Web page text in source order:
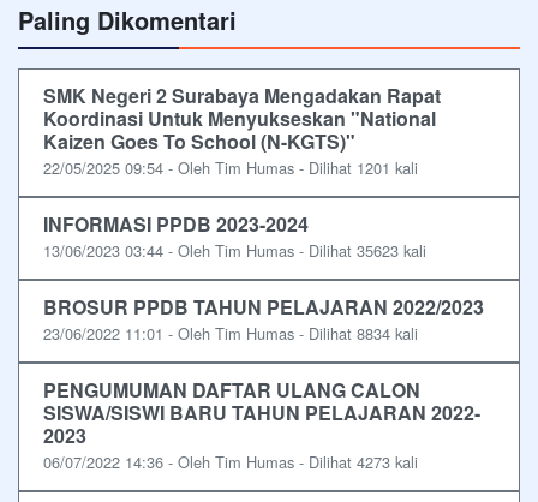
Paling Dikomentari
SMK Negeri 2 Surabaya Mengadakan Rapat
Koordinasi Untuk Menyukseskan "National
Kaizen Goes To School (N-KGTS)"
22/05/2025 09:54 - Oleh Tim Humas - Dilihat 1201 kali
INFORMASI PPDB 2023-2024
13/06/2023 03:44 - Oleh Tim Humas - Dilihat 35623 kali
BROSUR PPDB TAHUN PELAJARAN 2022/2023
23/06/2022 11:01 - Oleh Tim Humas - Dilihat 8834 kali
PENGUMUMAN DAFTAR ULANG CALON
SISWA/SISWI BARU TAHUN PELAJARAN 2022-
2023
06/07/2022 14:36 - Oleh Tim Humas - Dilihat 4273 kali